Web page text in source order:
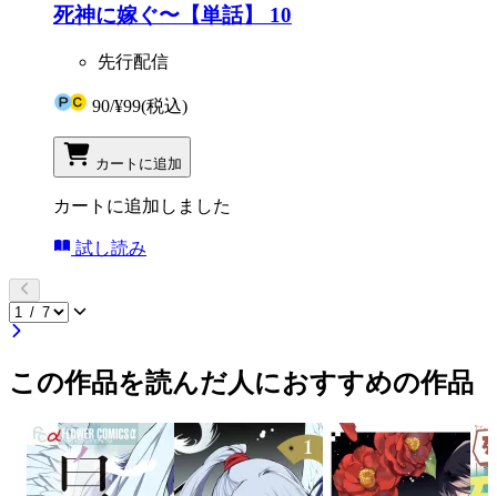
死神に嫁ぐ〜【単話】 10
先行配信
90/¥99(税込)
カートに追加
カートに追加しました
試し読み
この作品を読んだ人におすすめの作品